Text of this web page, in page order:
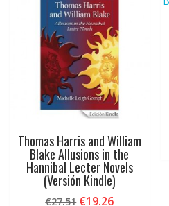
Thomas Harris and William
Blake Allusions in the
Hannibal Lecter Novels
(Versión Kindle)
€27.51 El
€19.26El